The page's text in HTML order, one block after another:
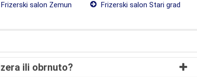
Frizerski salon Zemun Frizerski salon Stari grad
ili obrnuto?